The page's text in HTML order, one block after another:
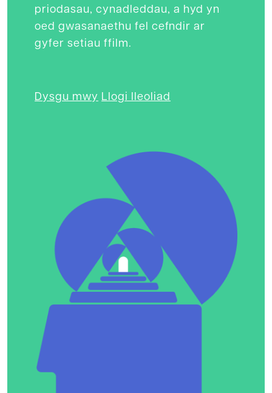
priodasau, cynadleddau, a hyd yn
oed gwasanaethu fel cefndir ar
gyfer setiau ffilm.
Dysgu mwy Llogi lleoliad